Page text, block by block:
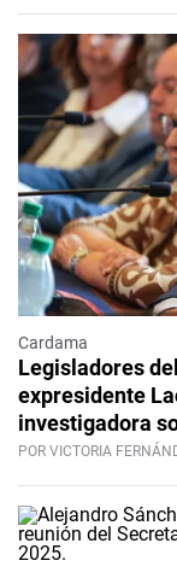
Cardama
Legisladores
expresidente
investigadora
POR VICTORIA